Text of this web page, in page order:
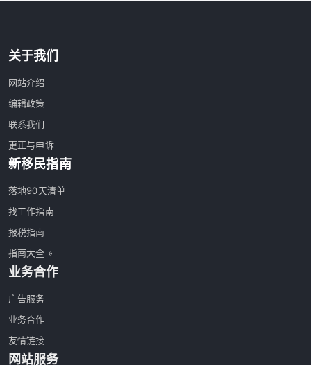
关于我们
网站介绍
编辑政策
联系我们
更正与申诉
新移民指南
落地90天清单
找工作指南
报税指南
指南大全 »
业务合作
广告服务
业务合作
友情链接
网站服务